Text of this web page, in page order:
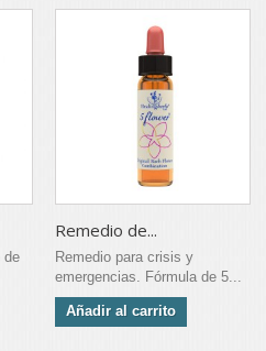
de
Remedio de...
Remedio para crisis y
emergencias. Fórmula de 5...
Añadir al carrito